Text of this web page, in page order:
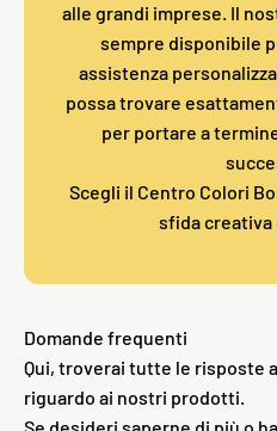
alle grandi imprese. Il
sempre disponibile
assistenza
possa trovare
per portare a
Scegli il Centro Colori
sfida creativa
Domande frequenti
Qui, troverai tutte le risposte
riguardo ai nostri prodotti.